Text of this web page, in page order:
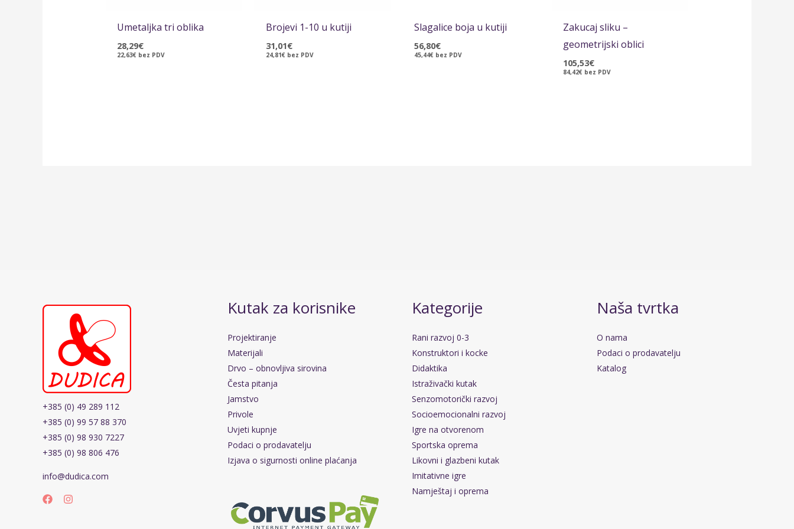
Umetaljka tri oblika
28,29€
22,63€ bez PDV
Brojevi 1-10 u kutiji
31,01€
24,81€ bez PDV
Slagalice boja u kutiji
56,80€
45,44€ bez PDV
Zakucaj sliku –
geometrijski oblici
105,53€
84,42€ bez PDV
+385 (0) 49 289 112
+385 (0) 99 57 88 370
+385 (0) 98 930 7227
+385 (0) 98 806 476
info@dudica.com
Kutak za korisnike
Projektiranje
Materijali
Drvo – obnovljiva sirovina
Česta pitanja
Jamstvo
Privole
Uvjeti kupnje
Podaci o prodavatelju
Izjava o sigurnosti online plaćanja
Kategorije
Rani razvoj 0-3
Konstruktori i kocke
Didaktika
Istraživački kutak
Senzomotorički razvoj
Socioemocionalni razvoj
Igre na otvorenom
Sportska oprema
Likovni i glazbeni kutak
Imitativne igre
Namještaj i oprema
Naša tvrtka
O nama
Podaci o prodavatelju
Katalog